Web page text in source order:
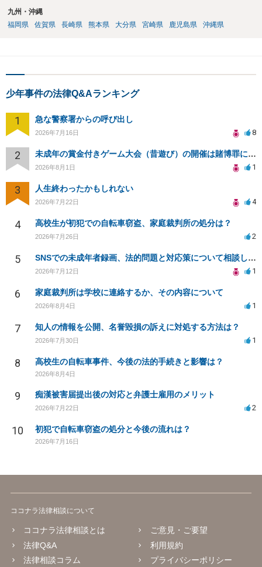
九州・沖縄
福岡県
佐賀県 長崎県 熊本県 大分県 宮崎県 鹿児島県 沖縄県
少年事件の法律Q&Aランキング
1 急な警察署からの呼び出し
2026年7月16日 8
2 未成年の賞金付きゲーム大会（昔遊び）の開催は賭博罪になりますか？
2026年8月1日 1
3 人生終わったかもしれない
2026年7月22日 4
4 高校生が初犯での自転車窃盗、家庭裁判所の処分は？
2026年7月26日 2
5 SNSでの未成年者録画、法的問題と対応策について相談したい
2026年7月12日 1
6 家庭裁判所は学校に連絡するか、その内容について
2026年8月4日 1
7 知人の情報を公開、名誉毀損の訴えに対処する方法は？
2026年7月30日 1
8 高校生の自転車事件、今後の法的手続きと影響は？
2026年8月4日
9 痴漢被害届提出後の対応と弁護士雇用のメリット
2026年7月22日 2
10 初犯で自転車窃盗の処分と今後の流れは？
2026年7月16日
ココナラ法律相談について
ココナラ法律相談とは
法律Q&A
法律相談コラム
ご意見・ご要望
利用規約
プライバシーポリシー